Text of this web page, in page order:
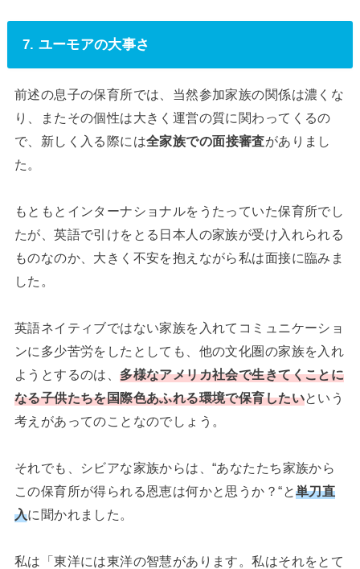
7. ユーモアの大事さ
前述の息子の保育所では、当然参加家族の関係は濃くな
り、またその個性は大きく運営の質に関わってくるの
で、新しく入る際には全家族での面接審査がありまし
た。
もともとインターナショナルをうたっていた保育所でし
たが、英語で引けをとる日本人の家族が受け入れられる
ものなのか、大きく不安を抱えながら私は面接に臨みま
した。
英語ネイティブではない家族を入れてコミュニケーショ
ンに多少苦労をしたとしても、他の文化圏の家族を入れ
ようとするのは、多様なアメリカ社会で生きてくことに
なる子供たちを国際色あふれる環境で保育したいという
考えがあってのことなのでしょう。
それでも、シビアな家族からは、“あなたたち家族から
この保育所が得られる恩恵は何かと思うか？“と単刀直
入に聞かれました。
私は「東洋には東洋の智慧があります。私はそれをとて